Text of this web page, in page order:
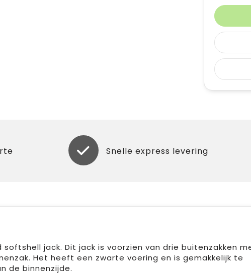
Snelle express levering
jack. Dit jack is voorzien van drie buitenzakken
Het heeft een zwarte voering en is gemakkelijk te
de binnenzijde.